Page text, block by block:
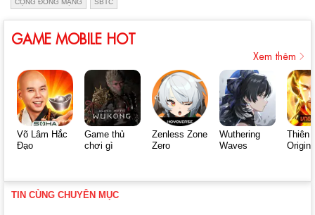
CỘNG ĐỒNG MẠNG SBTC
GAME MOBILE HOT
Xem thêm
Võ Lâm Hắc
Đạo
Game thủ
chơi gì
Zenless Zone
Zero
Wuthering
Waves
Thiên
Origin
TIN CÙNG CHUYÊN MỤC